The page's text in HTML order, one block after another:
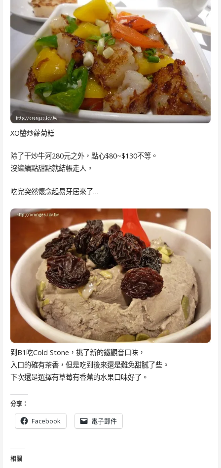
XO醬炒蘿蔔糕
除了干炒牛河280元之外，點心$80~$130不等。
沒繼續點甜點就結帳走人。
吃完突然懷念起易牙居來了…
到B1吃Cold Stone，挑了新的鐵觀音口味，
入口的確有茶香，但是吃到後來還是難免甜膩了些。
下次還是選擇有草莓有香蕉的水果口味好了。
分享：
Facebook 電子郵件
相關